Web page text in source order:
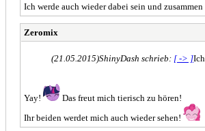
Ich werde auch wieder dabei sein und
Zeromix
(21.05.2015)ShinyDash schrieb: [ -> ]
Yay!
Das freut mich tierisch zu hören!
Ihr beiden werdet mich auch wieder sehen!